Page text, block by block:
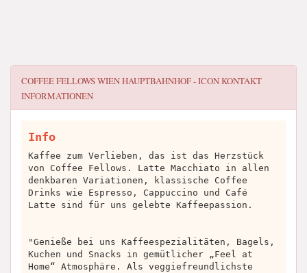
COFFEE FELLOWS WIEN HAUPTBAHNHOF - ICONKONTAKT
INFORMATIONEN
Info
Kaffee zum Verlieben, das ist das Herzstück
von Coffee Fellows. Latte Macchiato in allen
denkbaren Variationen, klassische Coffee
Drinks wie Espresso, Cappuccino und Café
Latte sind für uns gelebte Kaffeepassion.
"Genieße bei uns Kaffeespezialitäten, Bagels,
Kuchen und Snacks in gemütlicher „Feel at
Home“ Atmosphäre. Als veggiefreundlichste